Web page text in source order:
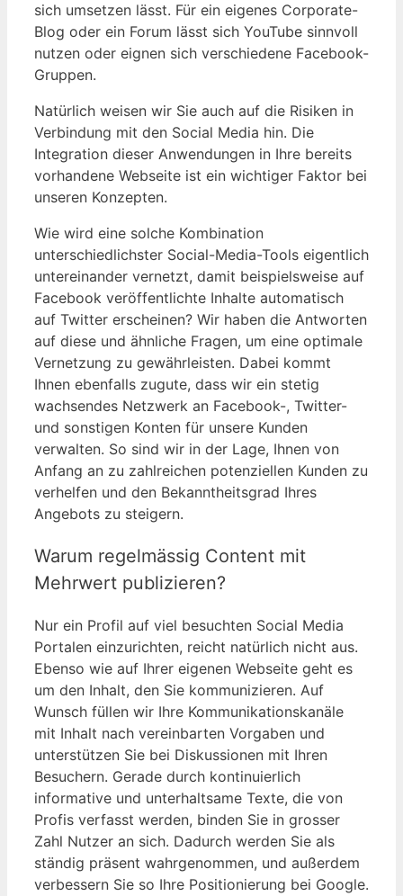
sich umsetzen lässt. Für ein eigenes Corporate-
Blog oder ein Forum lässt sich YouTube sinnvoll
nutzen oder eignen sich verschiedene Facebook-
Gruppen.
Natürlich weisen wir Sie auch auf die Risiken in
Verbindung mit den Social Media hin. Die
Integration dieser Anwendungen in Ihre bereits
vorhandene Webseite ist ein wichtiger Faktor bei
unseren Konzepten.
Wie wird eine solche Kombination
unterschiedlichster Social-Media-Tools eigentlich
untereinander vernetzt, damit beispielsweise auf
Facebook veröffentlichte Inhalte automatisch
auf Twitter erscheinen? Wir haben die Antworten
auf diese und ähnliche Fragen, um eine optimale
Vernetzung zu gewährleisten. Dabei kommt
Ihnen ebenfalls zugute, dass wir ein stetig
wachsendes Netzwerk an Facebook-, Twitter-
und sonstigen Konten für unsere Kunden
verwalten. So sind wir in der Lage, Ihnen von
Anfang an zu zahlreichen potenziellen Kunden zu
verhelfen und den Bekanntheitsgrad Ihres
Angebots zu steigern.
Warum regelmässig Content mit
Mehrwert publizieren?
Nur ein Profil auf viel besuchten Social Media
Portalen einzurichten, reicht natürlich nicht aus.
Ebenso wie auf Ihrer eigenen Webseite geht es
um den Inhalt, den Sie kommunizieren. Auf
Wunsch füllen wir Ihre Kommunikationskanäle
mit Inhalt nach vereinbarten Vorgaben und
unterstützen Sie bei Diskussionen mit Ihren
Besuchern. Gerade durch kontinuierlich
informative und unterhaltsame Texte, die von
Profis verfasst werden, binden Sie in grosser
Zahl Nutzer an sich. Dadurch werden Sie als
ständig präsent wahrgenommen, und außerdem
verbessern Sie so Ihre Positionierung bei Google.